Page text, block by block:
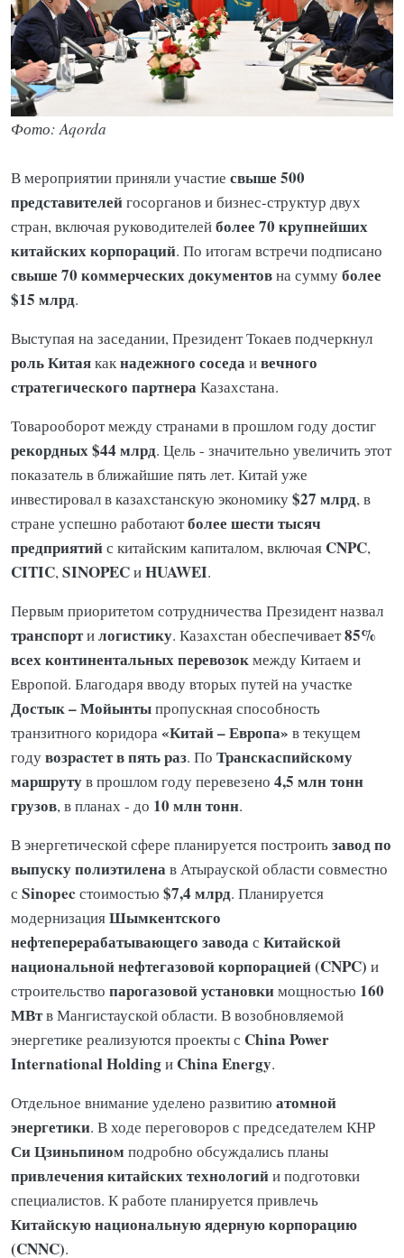
Фото: Aqorda
В мероприятии приняли участие свыше 500
представителейгосорганов и бизнес-структур двух
стран, включая руководителейболее 70 крупнейших
китайских корпораций. По итогам встречи подписано
свыше 70 коммерческих документовна суммуболее
$15 млрд.
Выступая на заседании, Президент Токаев подчеркнул
роль Китаякакнадежного соседаивечного
стратегического партнераКазахстана.
Товарооборот между странами в прошлом году достиг
рекордных $44 млрд. Цель - значительно увеличить этот
показатель в ближайшие пять лет. Китай уже
инвестировал в казахстанскую экономику$27 млрд, в
стране успешно работаютболее шести тысяч
предприятийс китайским капиталом, включая CNPC,
CITIC,SINOPECиHUAWEI.
Первым приоритетом сотрудничества Президент назвал
транспортилогистику. Казахстан обеспечивает85%
всех континентальных перевозокмежду Китаем и
Европой. Благодаря вводу вторых путей на участке
Достык – Мойынтыпропускная способность
транзитного коридора«Китай – Европа» в текущем
годувозрастет в пять раз. По Транскаспийскому
маршрутув прошлом году перевезено 4,5 млн тонн
грузов, в планах - до 10 млн тонн.
В энергетической сфере планируется построитьзавод по
выпуску полиэтиленав Атырауской области совместно
с Sinopecстоимостью $7,4 млрд. Планируется
модернизацияШымкентского
нефтеперерабатывающего заводас Китайской
национальной нефтегазовой корпорацией (CNPC) и
строительство парогазовой установкимощностью 160
МВтв Мангистауской области. В возобновляемой
энергетике реализуются проекты с China Power
International Holdingи China Energy.
Отдельное внимание уделено развитию атомной
энергетики. В ходе переговоров с председателем КНР
Си Цзиньпином подробно обсуждались планы
привлечения китайских технологийи подготовки
специалистов. К работе планируется привлечь
Китайскую национальную ядерную корпорацию
(CNNC).